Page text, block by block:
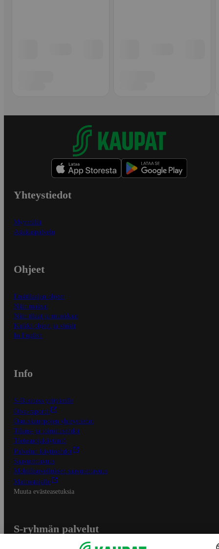
Yhteystiedot
Myymälät
Asiakaspalvelu
Ohjeet
Ensitilaajan ohjeet
Näin maksat
Näin tilaat ja muokkaat
Kaikki ohjeet ja vinkit
In English
Info
S-Business yrityksille
Oiva-raportit
Osuuskauppojen yhteystiedot
Tilaus- ja toimitusehdot
Tietosuojakäytäntö
Palvelun käyttöehdot
Saavutettavuus
Mobiilisovelluksen saavutettavuus
Mainostajalle
Muuta evästeasetuksia
S-ryhmän palvelut